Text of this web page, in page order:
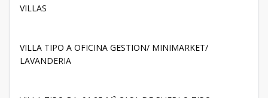
VILLAS
VILLA TIPO A OFICINA GESTION/ MINIMARKET/
LAVANDERIA